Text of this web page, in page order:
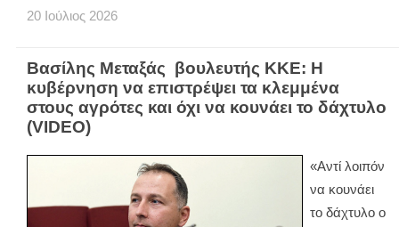
20 Ιούλιος 2026
Βασίλης Μεταξάς βουλευτής ΚΚΕ: Η
κυβέρνηση να επιστρέψει τα κλεμμένα
στους αγρότες και όχι να κουνάει το δάχτυλο
(VIDEO)
«Αντί λοιπόν
να κουνάει
το δάχτυλο ο